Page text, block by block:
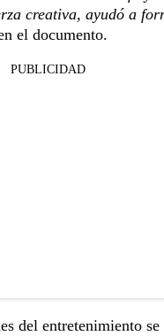
creativa, ayudó a
el documento.
PUBLICIDAD
del entretenimiento